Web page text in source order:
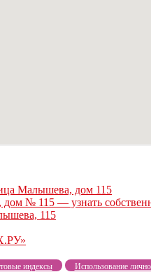
Малышева, дом 115
№ 115 — узнать
115
индексы Использование